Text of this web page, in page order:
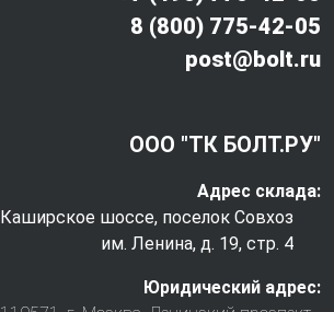
8 (800) 775-42-05
post@bolt.ru
ООО "ТК БОЛТ.РУ"
Адрес склада:
Каширское шоссе, поселок Совхоз
им. Ленина, д. 19, стр. 4
Юридический адрес: